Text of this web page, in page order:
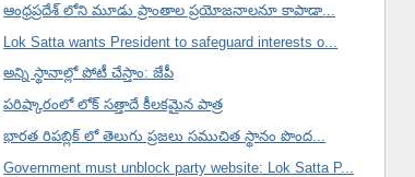
ఆంధ్రప్రదేశ్ లోని మూడు ప్రాంతాల ప్రయోజనాలనూ కాపాడా...
Lok Satta wants President to safeguard interests o...
అన్ని స్థానాల్లో పోటీ చేస్తాం: జేపీ
పరిష్కారంలో లోక్ సత్తాదే కీలకమైన పాత్ర
భారత రిపబ్లిక్ లో తెలుగు ప్రజలు సముచిత స్థానం పొంద...
Government must unblock party website: Lok Satta P...